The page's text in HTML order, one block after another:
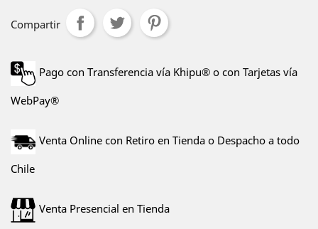
Compartir
Pago con Transferencia vía Khipu® o con Tarjetas vía
WebPay®
Venta Online con Retiro en Tienda o Despacho a todo
Chile
Venta Presencial en Tienda